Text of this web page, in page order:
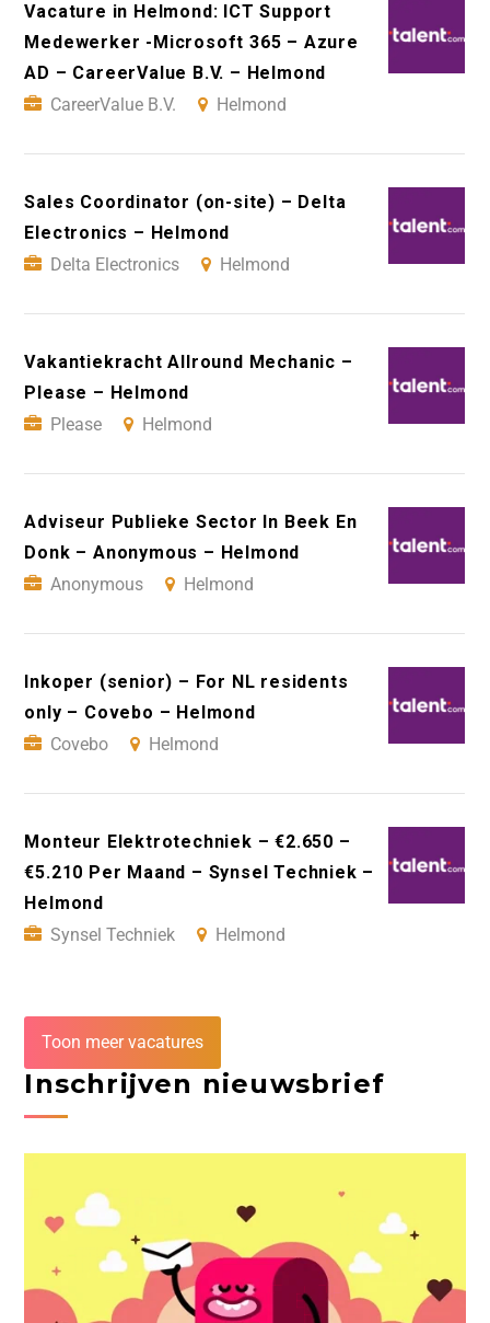
Vacature in Helmond: ICT Support
Medewerker -Microsoft 365 – Azure
AD – CareerValue B.V. – Helmond
CareerValue B.V.
Helmond
Sales Coordinator (on-site) – Delta
Electronics – Helmond
Delta Electronics
Helmond
Vakantiekracht Allround Mechanic –
Please – Helmond
Please
Helmond
Adviseur Publieke Sector In Beek En
Donk – Anonymous – Helmond
Anonymous
Helmond
Inkoper (senior) – For NL residents
only – Covebo – Helmond
Covebo
Helmond
Monteur Elektrotechniek – €2.650 –
€5.210 Per Maand – Synsel Techniek –
Helmond
Synsel Techniek
Helmond
Toon meer vacatures
Inschrijven nieuwsbrief